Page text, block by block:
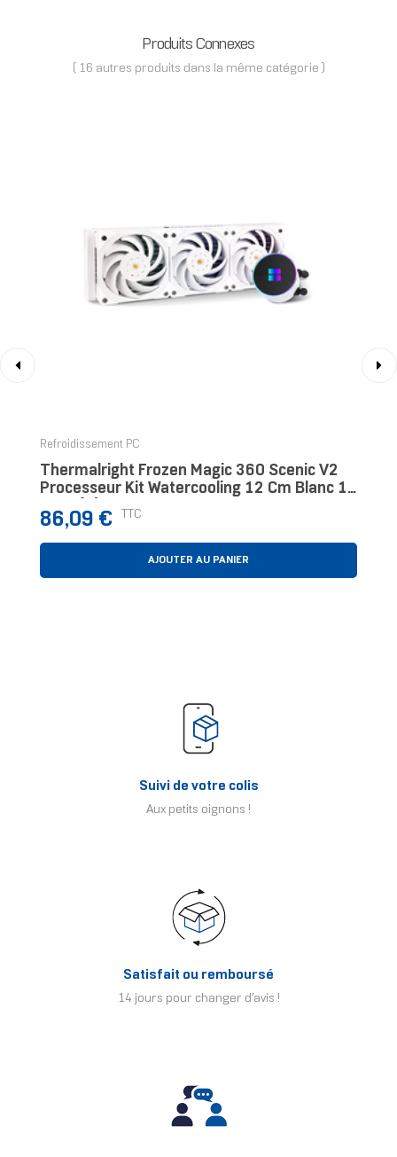
Produits Connexes
( 16 autres produits dans la même catégorie )
Refroidissement PC
Thermalright Frozen Magic 360 Scenic V2
Processeur Kit Watercooling 12 Cm Blanc 1
Prix
86,09 € TTC
AJOUTER AU PANIER
Suivi de votre colis
Aux petits oignons !
Satisfait ou remboursé
14 jours pour changer d'avis !